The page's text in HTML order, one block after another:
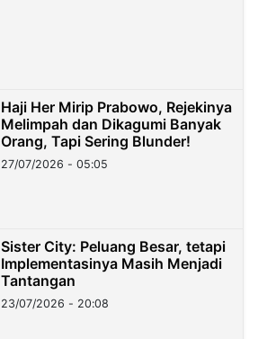
Haji Her Mirip Prabowo, Rejekinya
Melimpah dan Dikagumi Banyak
Orang, Tapi Sering Blunder!
27/07/2026 - 05:05
Sister City: Peluang Besar, tetapi
Implementasinya Masih Menjadi
Tantangan
23/07/2026 - 20:08